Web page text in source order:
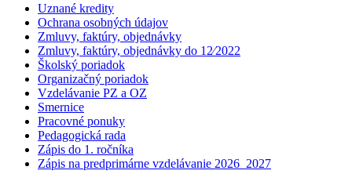
Uznané kredity
Ochrana osobných údajov
Zmluvy, faktúry, objednávky
Zmluvy, faktúry, objednávky do 12⁄2022
Školský poriadok
Organizačný poriadok
Vzdelávanie PZ a OZ
Smernice
Pracovné ponuky
Pedagogická rada
Zápis do 1. ročníka
Zápis na predprimárne vzdelávanie 2026_2027